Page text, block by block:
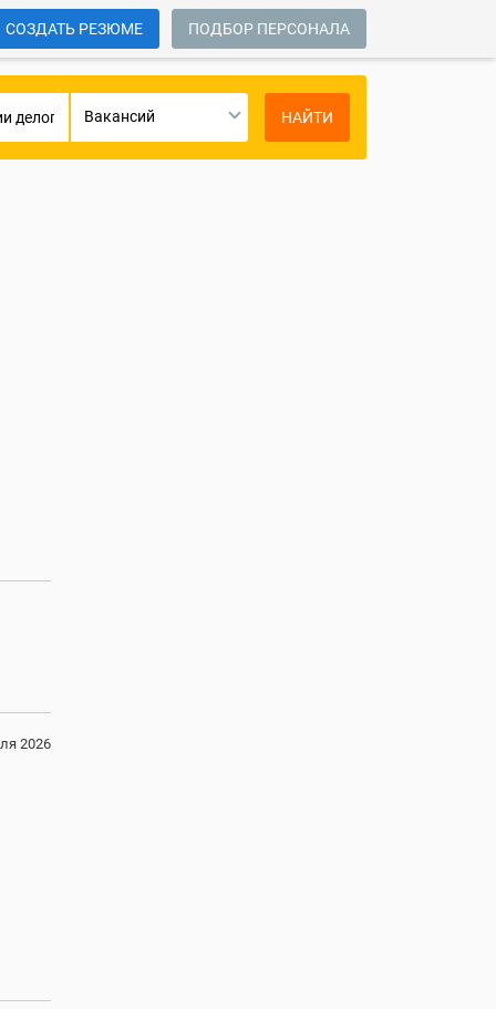
СОЗДАТЬ РЕЗЮМЕ ПОДБОР ПЕРСОНАЛА
Вакансий НАЙТИ
2026